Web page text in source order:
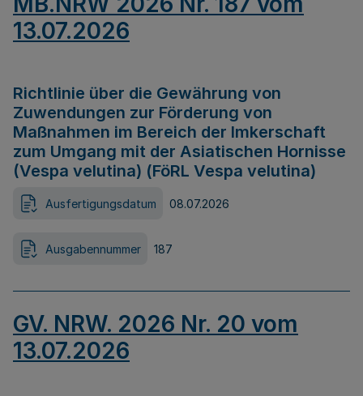
13.07.2026
Richtlinie über die Gewährung von
Zuwendungen zur Förderung von
Maßnahmen im Bereich der Imkerschaft
zum Umgang mit der Asiatischen Hornisse
(Vespa velutina) (FöRL Vespa velutina)
Ausfertigungsdatum 08.07.2026
Ausgabennummer 187
GV. NRW. 2026 Nr. 20 vom
13.07.2026